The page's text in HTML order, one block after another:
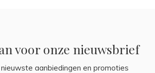
voor onze nieuwsbrief
aanbiedingen en promoties